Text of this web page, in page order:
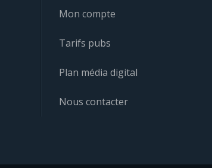
Mon compte
Tarifs pubs
Plan média digital
Nous contacter